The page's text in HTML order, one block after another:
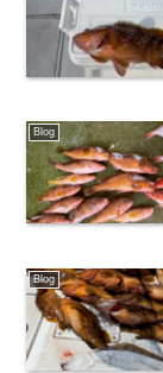
Blog
Blog